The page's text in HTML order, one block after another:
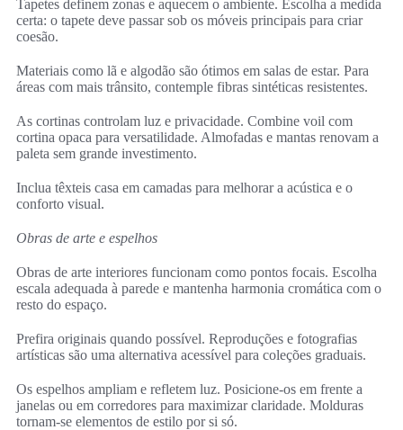
Tapetes definem zonas e aquecem o ambiente. Escolha a medida
certa: o tapete deve passar sob os móveis principais para criar
coesão.
Materiais como lã e algodão são ótimos em salas de estar. Para
áreas com mais trânsito, contemple fibras sintéticas resistentes.
As cortinas controlam luz e privacidade. Combine voil com
cortina opaca para versatilidade. Almofadas e mantas renovam a
paleta sem grande investimento.
Inclua têxteis casa em camadas para melhorar a acústica e o
conforto visual.
Obras de arte e espelhos
Obras de arte interiores funcionam como pontos focais. Escolha
escala adequada à parede e mantenha harmonia cromática com o
resto do espaço.
Prefira originais quando possível. Reproduções e fotografias
artísticas são uma alternativa acessível para coleções graduais.
Os espelhos ampliam e refletem luz. Posicione-os em frente a
janelas ou em corredores para maximizar claridade. Molduras
tornam-se elementos de estilo por si só.